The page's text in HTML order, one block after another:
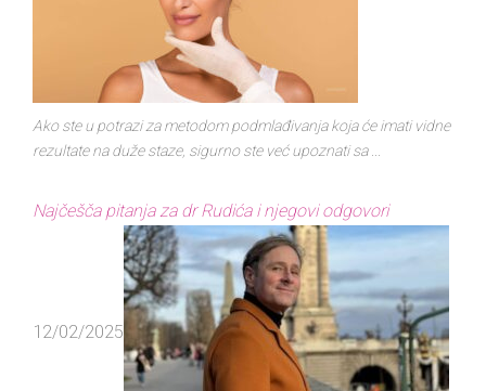
Ako ste u potrazi za metodom podmlađivanja koja će imati vidne
rezultate na duže staze, sigurno ste već upoznati sa ...
Najčešča pitanja za dr Rudića i njegovi odgovori
12/02/2025